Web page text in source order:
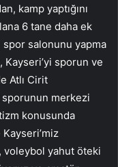
kamp yaptığını
6 tane daha ek
salonunu yapma
sporun ve
Atlı Cirit
sporunun merkezi
konusunda
Kayseri’miz
voleybol yahut öteki